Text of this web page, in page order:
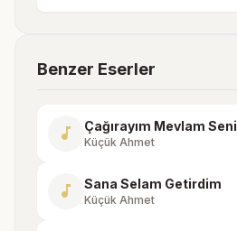
Benzer Eserler
music_note Çağırayım Mevlam Seni
Küçük Ahmet
music_note Sana Selam Getirdim
Küçük Ahmet